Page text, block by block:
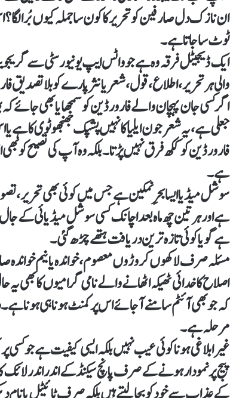
ان نازک دل صارفین کو تحریر کا کون سا جملہ کیوں بُرا
ٹوٹ سا جاتا ہے۔
ایک ڈیجیٹل فرقہ وہ ہے جو واٹس ایپ یونیورسٹی سے
والی ہر تحریر، اطلاع، قول، شعر یا نثرپارے کو بلا
اگر کسی جان پہچان والے فارورڈین کو سمجھایا بھی جائے
جعلی ہے، یہ شعر جون ایلیا کا نہیں پشپک جھنجھوٹوی کا ہے
فارورڈین کو ککھ فرق نہیں پڑتا۔ بلکہ وہ آپ کی تصیح کو
ہے۔
سوشل میڈیا ایسا بحرِ نمکین ہے جس میں کوئی بھی تحریر،
ہے اور ہر تین چھ ماہ بعد اچانک کسی سوشل میڈیائی کے
ہے گویا کوئی تازہ ترین دریافت ہتھے چڑھ گئی۔
مسئلہ صرف لاکھوں کروڑوں معصوم، خواندہ یا نیم خواندہ
اصلاح کا خدائی ٹھیکہ اٹھانے والے نامی گرامیوں کا بھی
کہ جو بھی آئٹم سامنے آ جائے اس پر کمنٹ ہونا ہی ہونا
مرحلہ ہے۔
غیر ابلاغی ہونا کوئی عیب نہیں بلکہ ایسی کیفیت ہے جو
پیج پر نمودار ہونے کے صرف پانچ سیکنڈ کے اندر اندر